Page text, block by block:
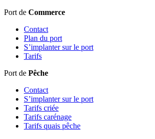
Port de Commerce
Contact
Plan du port
S’implanter sur le port
Tarifs
Port de Pêche
Contact
S’implanter sur le port
Tarifs criée
Tarifs carénage
Tarifs quais pêche